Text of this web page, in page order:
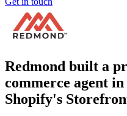
Redmond built a
commerce agent in
Shopify's